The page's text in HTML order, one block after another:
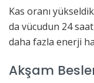
Kas oranı
da vücudun 24
daha fazla enerji
Akşam